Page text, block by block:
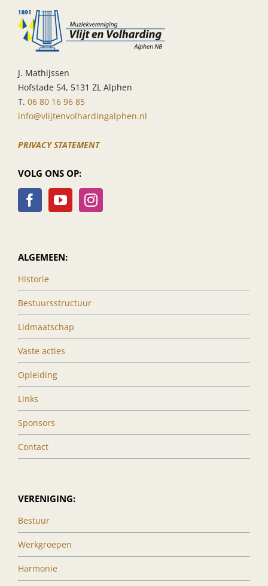
J. Mathijssen
Hofstade 54, 5131 ZL Alphen
T. 06 80 16 96 85
info@vlijtenvolhardingalphen.nl
PRIVACY STATEMENT
VOLG ONS OP:
ALGEMEEN:
Historie
Bestuursstructuur
Lidmaatschap
Vaste acties
Opleiding
Links
Sponsors
Contact
VERENIGING:
Bestuur
Werkgroepen
Harmonie